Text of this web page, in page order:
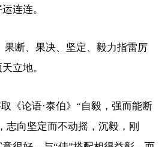
连连。
果断、果决、坚定、毅力指雷厉
立地。
《论语·泰伯》“自毅，强而能断
志向坚定而不动摇，沉毅，刚